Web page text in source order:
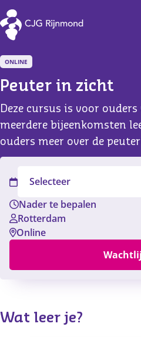
CJG Rijnmond
ONLINE
Peuter in zicht
Deze cursus is voor
meerdere bijeenkomsten
ouders meer over de
Selecteer
Nader te bepalen
Rotterdam
Online
Wat leer je?